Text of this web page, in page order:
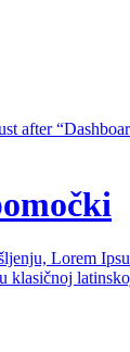
after
Lorem
klasičnoj